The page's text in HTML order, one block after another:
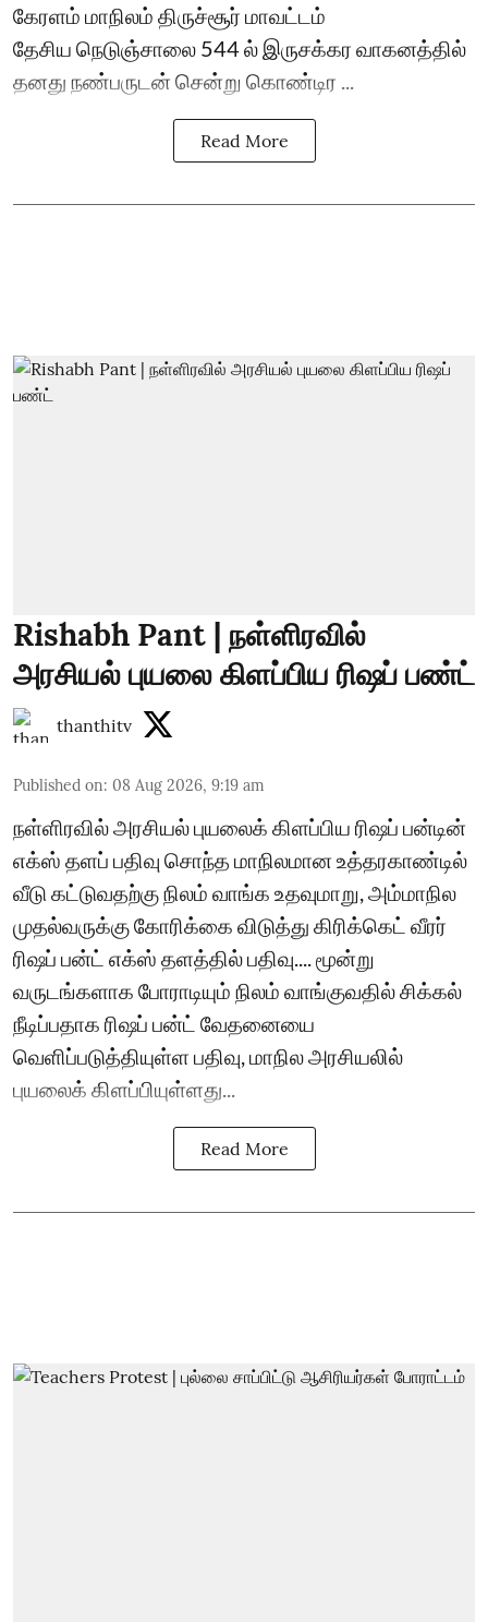
கேரளம் மாநிலம் திருச்சூர் மாவட்டம்
தேசிய நெடுஞ்சாலை 544 ல் இருசக்கர வாகனத்தில்
தனது நண்பருடன் சென்று கொண்டிர ...
Read More
Rishabh Pant | நள்ளிரவில்
அரசியல் புயலை கிளப்பிய ரிஷப் பண்ட்
thanthitv
Published on: 08 Aug 2026, 9:19 am
நள்ளிரவில் அரசியல் புயலைக் கிளப்பிய ரிஷப் பன்டின்
எக்ஸ் தளப் பதிவு சொந்த மாநிலமான உத்தரகாண்டில்
வீடு கட்டுவதற்கு நிலம் வாங்க உதவுமாறு, அம்மாநில
முதல்வருக்கு கோரிக்கை விடுத்து கிரிக்கெட் வீரர்
ரிஷப் பன்ட் எக்ஸ் தளத்தில் பதிவு.... மூன்று
வருடங்களாக போராடியும் நிலம் வாங்குவதில் சிக்கல்
நீடிப்பதாக ரிஷப் பன்ட் வேதனையை
வெளிப்படுத்தியுள்ள பதிவு, மாநில அரசியலில்
புயலைக் கிளப்பியுள்ளது...
Read More